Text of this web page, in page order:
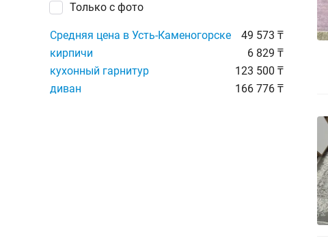
Только с фото
Средняя цена в Усть-Каменогорске
49 573 ₸
кирпичи
6 829 ₸
кухонный гарнитур
123 500 ₸
диван
166 776 ₸